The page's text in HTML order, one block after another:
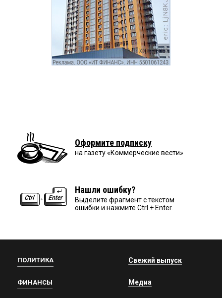
Оформите подписку
на газету «Коммерческие вести»
Нашли ошибку?
Выделите фрагмент с текстом
ошибки и нажмите Ctrl + Enter.
ПОЛИТИКА
ФИНАНСЫ
Свежий выпуск
Медиа